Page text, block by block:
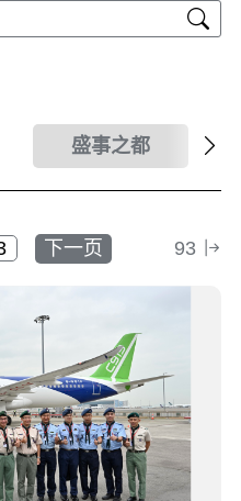
盛事之都
下一页 93